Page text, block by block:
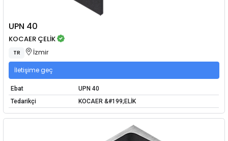
UPN 40
KOCAER ÇELİK
TR İzmir
İletişime geç
Ebat
UPN 40
Tedarikçi
KOCAER &#199;ELİK